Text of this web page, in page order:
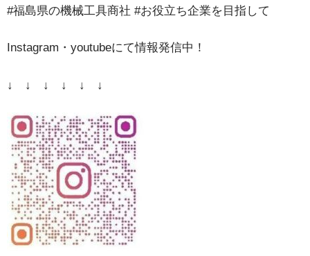
#福島県の機械工具商社 #お役立ち企業を目指して
Instagram・youtubeにて情報発信中！
↓ ↓ ↓ ↓ ↓ ↓